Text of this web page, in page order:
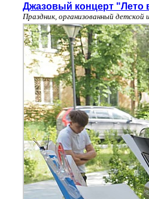
Джазовый концерт "Лето
Праздник, организованный